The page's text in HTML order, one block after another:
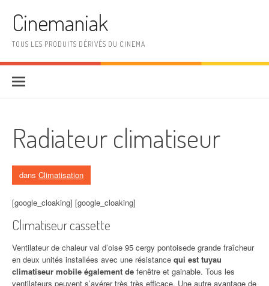
Cinemaniak
TOUS LES PRODUITS DÉRIVÉS DU CINEMA
Radiateur climatiseur
dans Climatisation
[google_cloaking] [google_cloaking]
Climatiseur cassette
Ventilateur de chaleur val d’oise 95 cergy pontoisede grande fraîcheur
en deux unités installées avec une résistance qui est tuyau
climatiseur mobile également de fenêtre et gainable. Tous les
ventilateurs peuvent s’avérer très très efficace. Une autre avantage de